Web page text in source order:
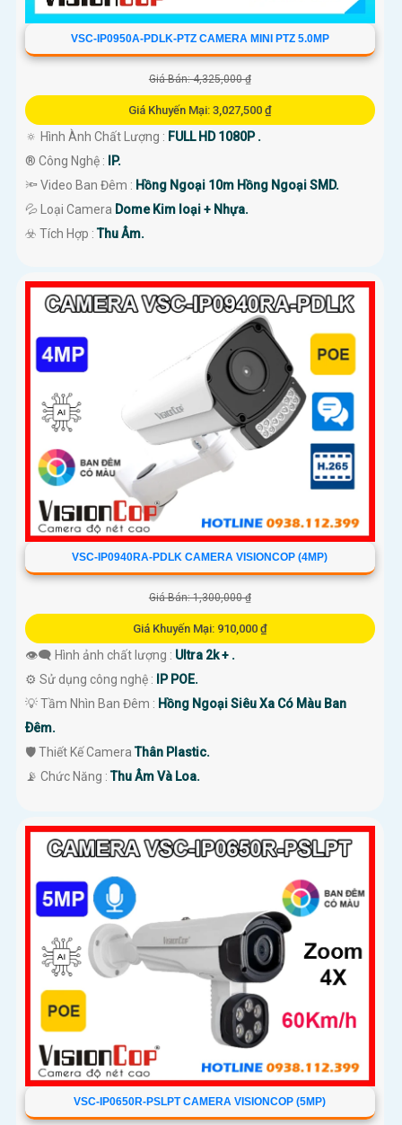
VSC-IP0950A-PDLK-PTZ CAMERA MINI PTZ 5.0MP
Giá Bán: 4,325,000 ₫
Giá Khuyến Mại: 3,027,500 ₫
🔅 Hình Ành Chất Lượng : FULL HD 1080P .
®️ Công Nghệ : IP.
🔦 Video Ban Đêm : Hồng Ngoại 10m Hồng Ngoại SMD.
💦 Loại Camera Dome Kim loại + Nhựa.
️☣️ Tích Hợp :Thu Âm.
VSC-IP0940RA-PDLK CAMERA VISIONCOP (4MP)
Giá Bán: 1,300,000 ₫
Giá Khuyến Mại: 910,000 ₫
👁️‍🗨 Hình ảnh chất lượng : Ultra 2k + .
⚙ Sử dụng công nghệ : IP POE.
💡 Tầm Nhìn Ban Đêm : Hồng Ngoại Siêu Xa Có Màu Ban
Ðêm.
🛡 Thiết Kế CameraThân Plastic.
️📡 Chức Năng :Thu Âm Và Loa.
VSC-IP0650R-PSLPT CAMERA VISIONCOP (5MP)